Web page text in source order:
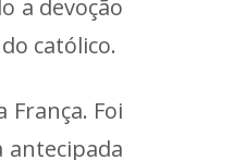
a devoção
católico.
Foi
antecipada